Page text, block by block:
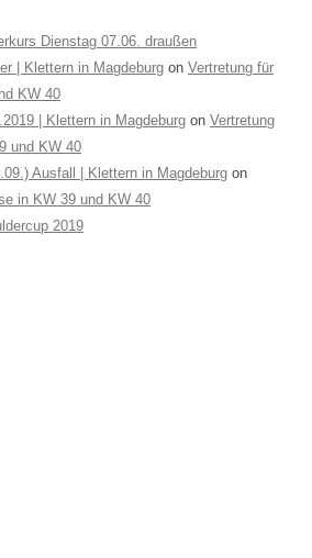
Dienstag 07.06. draußen
| Klettern in Magdeburg on Vertretung für
KW 40
| Klettern in Magdeburg on Vertretung
und KW 40
Ausfall | Klettern in Magdeburg on
in KW 39 und KW 40
2019